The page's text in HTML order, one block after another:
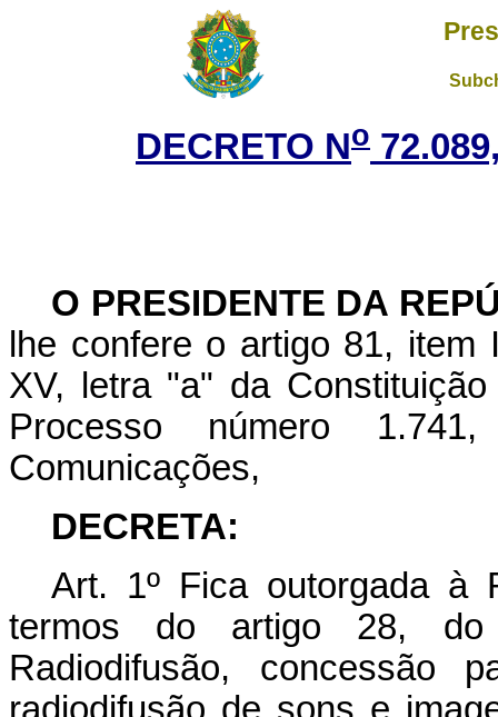
DECRETO No
O PRESIDENTE DA
lhe confere o artigo 81,
XV, letra "a" da
Processo número
Comunicações,
DECRETA:
Art. 1º Fica outorgada à
termos do artigo 28, do
Radiodifusão, concessão